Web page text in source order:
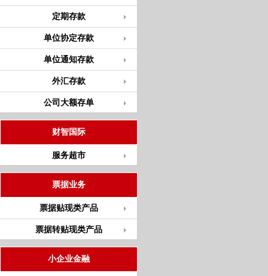
定期存款
单位协定存款
单位通知存款
外汇存款
公司大额存单
财智国际
服务超市
票据业务
票据贴现类产品
票据转贴现类产品
小企业金融